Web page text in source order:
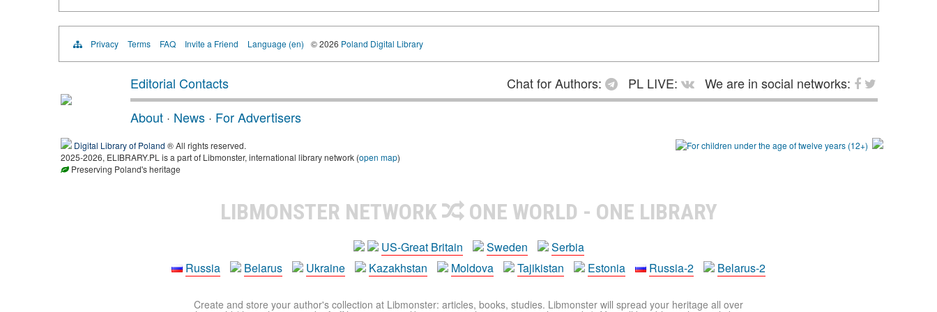
Privacy Terms FAQ Invite a Friend Language (en) © 2026 Poland Digital Library
Editorial Contacts Chat for Authors: PL LIVE:
We are in social networks:
About · News · For Advertisers
Digital Library of Poland ® All rights reserved.
2025-2026, ELIBRARY.PL is a part of Libmonster, international library network (open map)
Preserving Poland's heritage
LIBMONSTER NETWORK ONE WORLD - ONE LIBRARY
US-Great Britain Sweden
Serbia
Russia
Belarus Ukraine Kazakhstan Moldova Tajikistan Estonia Russia-2 Belarus-2
Create and store your author's collection at Libmonster: articles, books, studies. Libmonster will spread your heritage all over